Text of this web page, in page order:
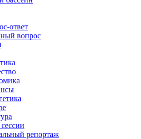
ответ
вопрос
репортаж